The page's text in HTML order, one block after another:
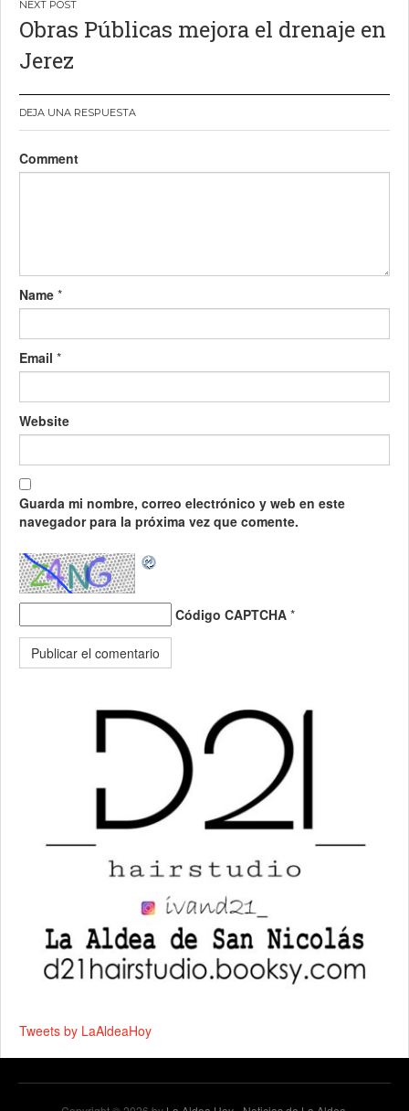
Obras Públicas mejora el drenaje en
Jerez
DEJA UNA RESPUESTA
Comment
Name *
Email *
Website
Guarda mi nombre, correo electrónico y web en este
navegador para la próxima vez que comente.
Código CAPTCHA *
Tweets by LaAldeaHoy